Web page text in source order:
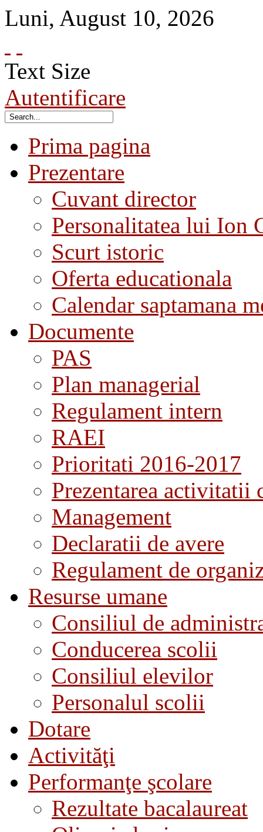
Luni, August 10, 2026
Text Size
Autentificare
Prima pagina
Prezentare
Cuvant director
Personalitatea lui Ion
Scurt istoric
Oferta educationala
Calendar saptamana
Documente
PAS
Plan managerial
Regulament intern
RAEI
Prioritati 2016-2017
Prezentarea activitatii
Management
Declaratii de avere
Regulament de
Resurse umane
Consiliul de
Conducerea scolii
Consiliul elevilor
Personalul scolii
Dotare
Activităţi
Performanţe şcolare
Rezultate bacalaureat